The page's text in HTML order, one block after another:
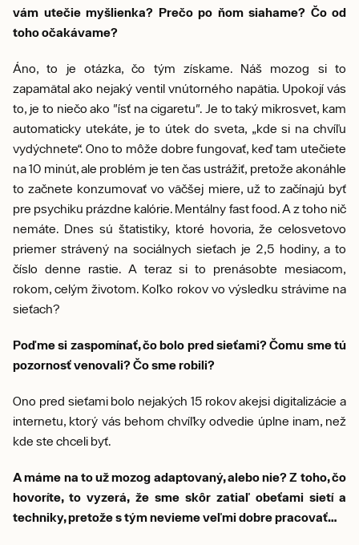
vám utečie myšlienka? Prečo po ňom siahame? Čo od
toho očakávame?
Áno, to je otázka, čo tým získame. Náš mozog si to
zapamätal ako nejaký ventil vnútorného napätia. Upokojí vás
to, je to niečo ako "ísť na cigaretu". Je to taký mikrosvet, kam
automaticky utekáte, je to útek do sveta, „kde si na chvíľu
vydýchnete“. Ono to môže dobre fungovať, keď tam utečiete
na 10 minút, ale problém je ten čas ustrážiť, pretože akonáhle
to začnete konzumovať vo väčšej miere, už to začínajú byť
pre psychiku prázdne kalórie. Mentálny fast food. A z toho nič
nemáte. Dnes sú štatistiky, ktoré hovoria, že celosvetovo
priemer strávený na sociálnych sieťach je 2,5 hodiny, a to
číslo denne rastie. A teraz si to prenásobte mesiacom,
rokom, celým životom. Koľko rokov vo výsledku strávime na
sieťach?
Poďme si zaspomínať, čo bolo pred sieťami? Čomu sme tú
pozornosť venovali? Čo sme robili?
Ono pred sieťami bolo nejakých 15 rokov akejsi digitalizácie a
internetu, ktorý vás behom chvíľky odvedie úplne inam, než
kde ste chceli byť.
A máme na to už mozog adaptovaný, alebo nie? Z toho, čo
hovoríte, to vyzerá, že sme skôr zatiaľ obeťami sietí a
techniky, pretože s tým nevieme veľmi dobre pracovať…